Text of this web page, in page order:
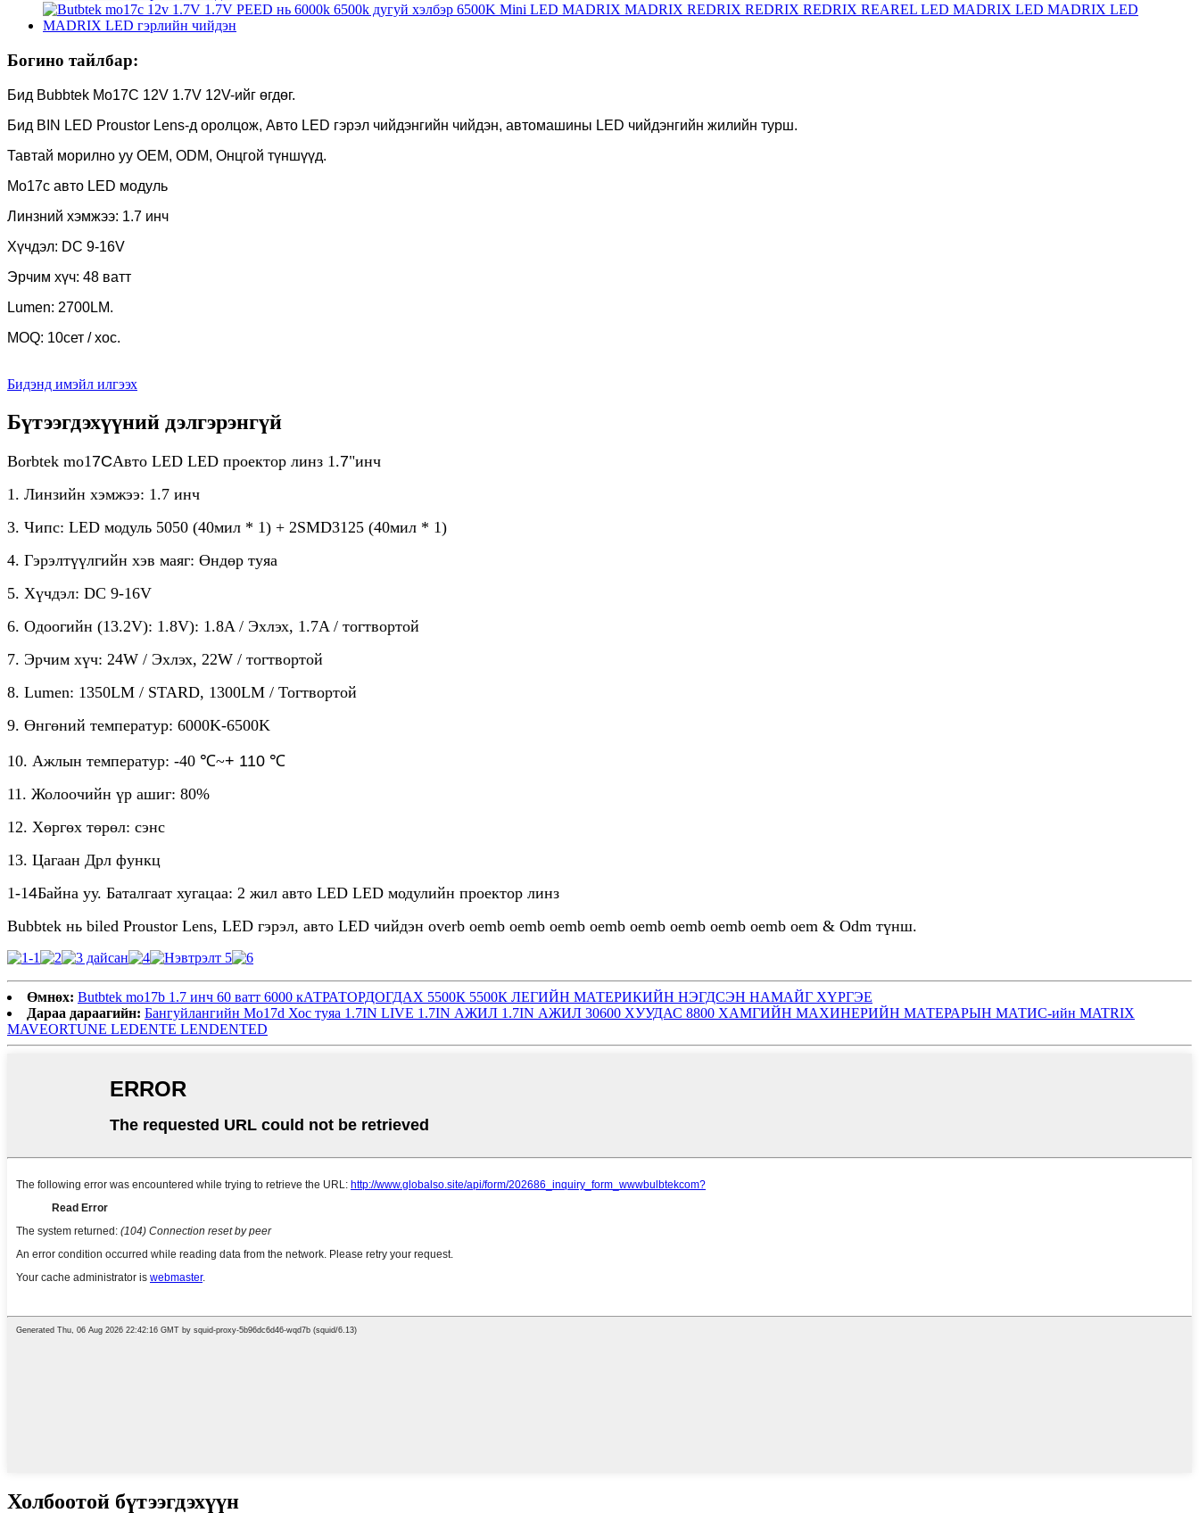
Богино тайлбар:
Бид Bubbtek Mo17C 12V 1.7V 12V-ийг өгдөг.
Бид BIN LED Proustor Lens-д оролцож, Авто LED гэрэл чийдэнгийн чийдэн, автомашины LED чийдэнгийн жилийн турш.
Тавтай морилно уу OEM, ODM, Онцгой түншүүд.
Mo17c авто LED модуль
Линзний хэмжээ: 1.7 инч
Хүчдэл: DC 9-16V
Эрчим хүч: 48 ватт
Lumen: 2700LM.
MOQ: 10сет / хос.
Бидэнд имэйл илгээх
Бүтээгдэхүүний дэлгэрэнгүй
Borbtek mo1 7CАвто LED LED проектор линз 1.7"инч
1. Линзийн хэмжээ: 1.7 инч
3. Чипс: LED модуль 5050 (40мил * 1) + 2SMD3125 (40мил * 1)
4. Гэрэлтүүлгийн хэв маяг: Өндөр туяа
5. Хүчдэл: DC 9-16V
6. Одоогийн (13.2V): 1.8V): 1.8A / Эхлэх, 1.7A / тогтвортой
7. Эрчим хүч: 24W / Эхлэх, 22W / тогтвортой
8. Lumen: 1350LM / STARD, 1300LM / Тогтвортой
9. Өнгөний температур: 6000K-6500K
10. Ажлын температур: -40 ℃~+ 110 ℃
11. Жолоочийн үр ашиг: 80%
12. Хөргөх төрөл: сэнс
13. Цагаан Дрл функц
1-14Байна уу. Баталгаат хугацаа: 2 жил авто LED LED модулийн проектор линз
Bubbtek нь biled Proustor Lens, LED гэрэл, авто LED чийдэн overb oemb oemb oemb oemb oemb oemb oemb oemb oem & Odm түнш.
Өмнөх: Butbtek mo17b 1.7 инч 60 ватт 6000 кАТРАТОРДОГДАХ 5500К 5500К ЛЕГИЙН МАТЕРИКИЙН НЭГДСЭН НАМАЙГ ХҮРГЭЕ
Дараа дараагийн: Бангуйлангийн Mo17d Хос туяа 1.7IN LIVE 1.7IN АЖИЛ 1.7IN АЖИЛ 30600 ХУУДАС 8800 ХАМГИЙН МАХИНЕРИЙН МАТЕРАРЫН МАТИС-ийн MATRIX
MAVEORTUNE LEDENTE LENDENTED
Холбоотой бүтээгдэхүүн